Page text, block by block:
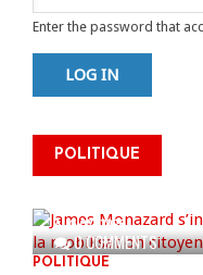
Enter the password that
POLITIQUE
0 COMMENTS
James
électeur et
AUG 07, 2026
POLITIQUE